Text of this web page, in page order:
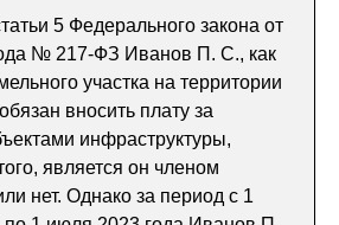
5 Федерального закона от
№ 217-ФЗ Иванов П. С., как
участка на территории
вносить плату за
инфраструктуры,
является он членом
нет. Однако за период с 1